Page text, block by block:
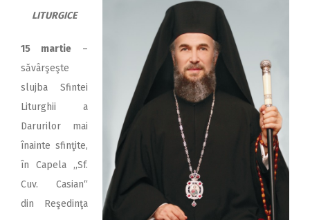
2014
2013
2012
2011
2010
2009
LITURGICE
15 martie –
săvârşeşte
slujba Sfintei
Liturghii a
Darurilor mai
înainte sfinţite,
în Capela ,,Sf.
Cuv. Casian“
din Reşedinţa